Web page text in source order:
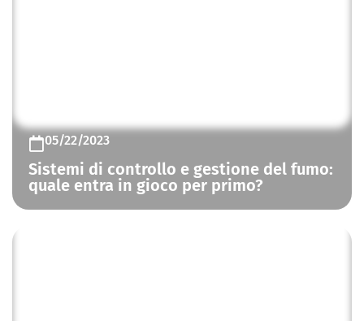
05/22/2023
Sistemi di controllo e gestione del fumo:
quale entra in gioco per primo?